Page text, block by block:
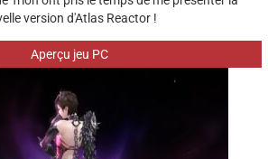
version d'Atlas Reactor !
Aperçu jeu PC